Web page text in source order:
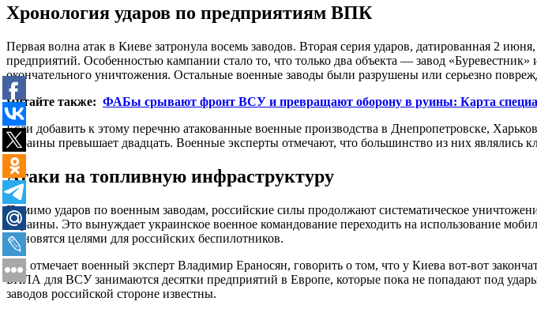
Хронология ударов по предприятиям ВПК
Первая волна атак в Киеве затронула восемь заводов. Вторая серия ударов, датированная 2
предприятий. Особенностью кампании стало то, что только два объекта — завод
окончательного уничтожения. Остальные военные заводы были разрушены или серьезно
Читайте также: ФАБы срывают фронт ВСУ и превращают оборону в руины: Карта
Если добавить к этому перечню атакованные военные производства в Днепропетровске,
Украины превышает двадцать. Военные эксперты отмечают, что большинство из них являлись
Атаки на топливную инфраструктуру
Помимо ударов по военным заводам, российские силы продолжают систематическое
Украины. Это вынуждает украинское военное командование переходить на использование
становятся целями для российских беспилотников.
Как отмечает военный эксперт Владимир Ераносян, говорить о том, что у Киева вот-вот
БПЛА для ВСУ занимаются десятки предприятий в Европе, которые пока не попадают под
заводов российской стороне известны.